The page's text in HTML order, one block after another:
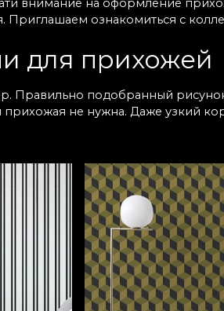
внимание на оформление
Приглашаем ознакомиться с
для прихожей
Правильно подобранный
прихожая не нужна. Даже узкий
сочетаются с любой
тонах — он подчёркивает
нас есть качественные обои для
зон. Обои для стен прихожей
будет выглядеть
даже небольшому помещению.
интерьером.